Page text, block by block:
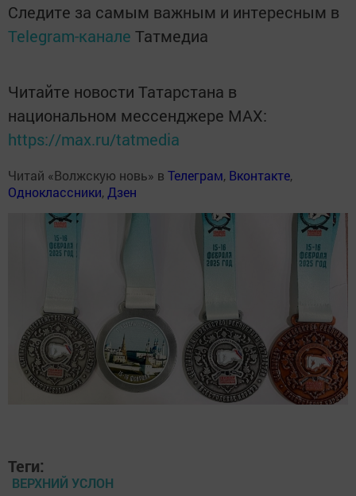
Следите за самым важным и интересным в
Telegram-канале Татмедиа
Читайте новости Татарстана в
национальном мессенджере MАХ:
https://max.ru/tatmedia
Читай «Волжскую новь» в Телеграм, Вконтакте,
Одноклассники, Дзен
Теги:
ВЕРХНИЙ УСЛОН